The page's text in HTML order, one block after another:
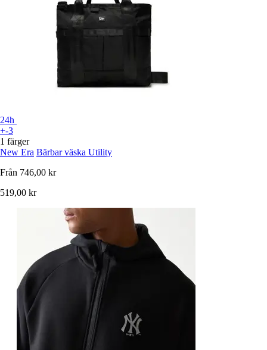
24h
+-3
1 färger
New Era Bärbar väska Utility
Från 746,00 kr
519,00 kr